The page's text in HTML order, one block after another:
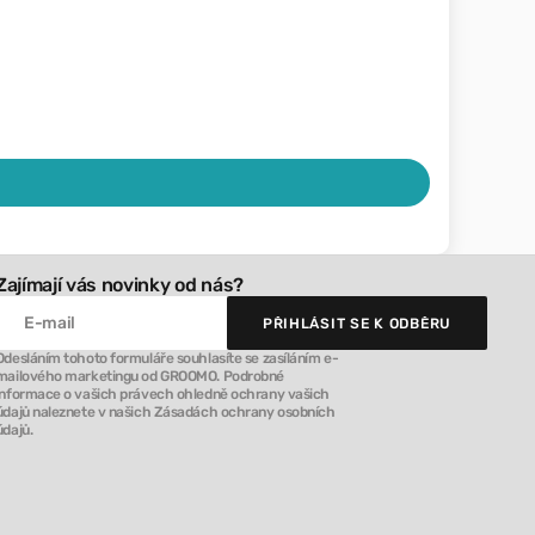
vás novinky od nás?
E-mail
PŘIHLÁSIT SE K ODBĚRU
PŘIHLÁSIT SE K ODBĚRU
tohoto formuláře souhlasíte se zasíláním e-
marketingu od GROOMO. Podrobné
o vašich právech ohledně ochrany vašich
naleznete v našich Zásadách ochrany osobních